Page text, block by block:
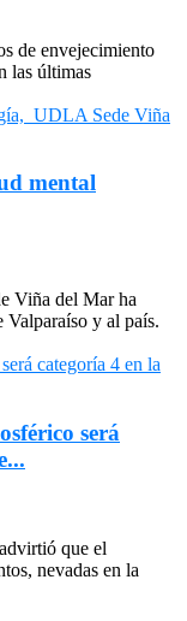
de envejecimiento
las últimas
mental
Viña del Mar ha
Valparaíso y al país.
será
que el
nevadas en la